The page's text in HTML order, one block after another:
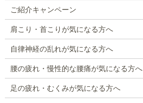
ご紹介キャンペーン
肩こり・首こりが気になる方へ
自律神経の乱れが気になる方へ
腰の疲れ・慢性的な腰痛が気になる方へ
足の疲れ・むくみが気になる方へ